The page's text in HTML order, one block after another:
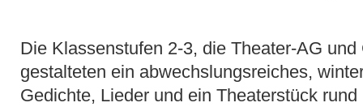
Die Klassenstufen 2-3, die Theater-AG und
gestalteten ein abwechslungsreiches,
Gedichte, Lieder und ein Theaterstück